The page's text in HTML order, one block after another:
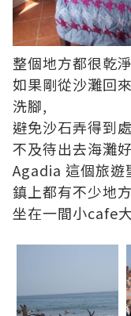
整個地方都很乾
如果剛從沙灘回
洗腳,
避免沙石弄得到
不及待出去海灘
Agadia 這個旅遊
鎮上都有不少地
坐在一間小cafe